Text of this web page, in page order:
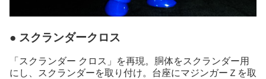
● スクランダークロス
「スクランダー クロス」を再現。胴体をスクランダー用
にし、スクランダーを取り付け。台座にマジンガーＺを取